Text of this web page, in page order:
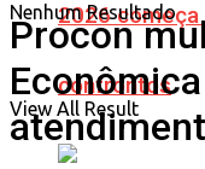
2026
confrontos
Nenhum Resultado
View All Result
Procon